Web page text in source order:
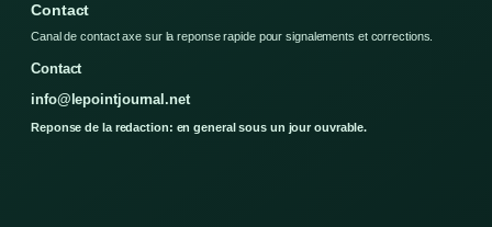
Contact
Canal de contact axe sur la reponse rapide pour signalements et corrections.
Contact
info@lepointjournal.net
Reponse de la redaction: en general sous un jour ouvrable.